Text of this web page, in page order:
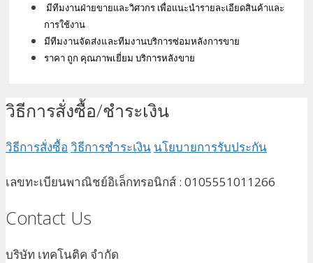
มีทีมงานฝ่ายขายและวิศวกร เพื่อแนะนำรายละเอียดสินค้าและ
การใช้งาน
มีทีมงานจัดส่งและทีมงานบริการซ่อมหลังการขาย
ราคา ถูก คุณภาพเยี่ยม บริการหลังขาย
วิธีการสั่งซื้อ/ชำระเงิน
วิธีการสั่งซื้อ วิธีการชำระเงิน นโยบายการรับประกัน
เลขทะเบียนพาณิชย์อิเล็กทรอนิกส์ : 0105551011266
Contact Us
บริษัท เทคโนติค จำกัด